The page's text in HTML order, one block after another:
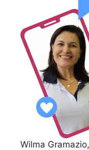
Wilma Gramazio,